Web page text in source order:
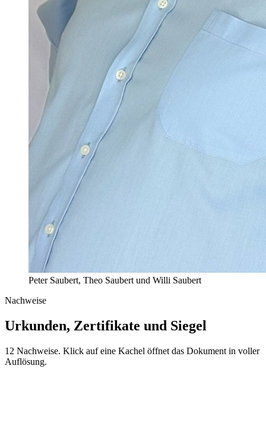
Peter Saubert, Theo Saubert und Willi Saubert
Nachweise
Urkunden, Zertifikate und Siegel
12 Nachweise. Klick auf eine Kachel öffnet das Dokument in voller
Auflösung.